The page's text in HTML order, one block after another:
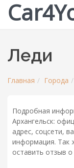
Леди
Главная Города
Подробная
Архангельск:
адрес, соцсети,
информация. Так
оставить отзыв